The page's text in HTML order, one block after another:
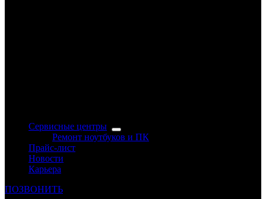
Сервисные центры
Ремонт ноутбуков и ПК
Прайс-лист
Новости
Карьера
ПОЗВОНИТЬ